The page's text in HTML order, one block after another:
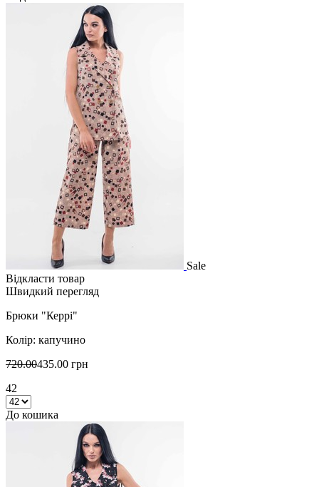
Sale
Відкласти товар
Швидкий перегляд
Брюки "Керрі"
Колір: капучино
720.00435.00 грн
42
До кошика